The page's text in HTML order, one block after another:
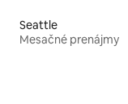
Seattle
Mesačné prenájmy